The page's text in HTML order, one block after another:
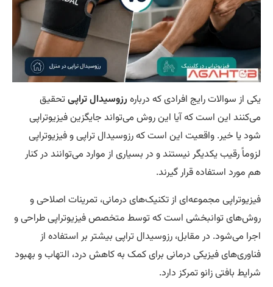
از سوالات رایج افرادی که دربارهرزوسیدال تراپیتحقیق
این است که آیا این روش می‌تواند جایگزین فیزیوتراپی
یا خیر. واقعیت این است که رزوسیدال تراپی و فیزیوتراپی
رقیب یکدیگر نیستند و در بسیاری از موارد می‌توانند در کنار
مورد استفاده قرار گیرند.
مجموعه‌ای از تکنیک‌های درمانی، تمرینات اصلاحی و
توانبخشی است که توسط متخصص فیزیوتراپی طراحی و
می‌شود. در مقابل، رزوسیدال تراپی بیشتر بر استفاده از
فیزیکی درمانی برای کمک به کاهش درد، التهاب و بهبود
بافتی زانو تمرکز دارد.